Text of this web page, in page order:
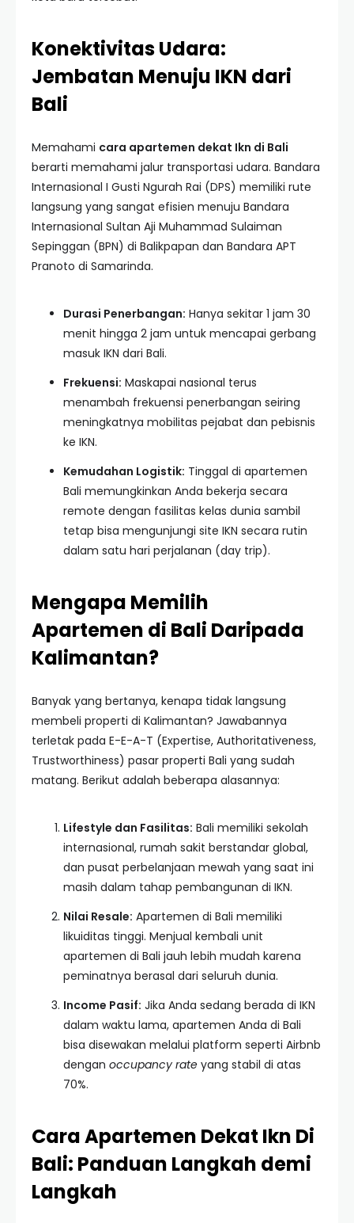
Konektivitas Udara:
Jembatan Menuju IKN dari
Bali
Memahami cara apartemen dekat Ikn di Bali
berarti memahami jalur transportasi udara. Bandara
Internasional I Gusti Ngurah Rai (DPS) memiliki rute
langsung yang sangat efisien menuju Bandara
Internasional Sultan Aji Muhammad Sulaiman
Sepinggan (BPN) di Balikpapan dan Bandara APT
Pranoto di Samarinda.
Durasi Penerbangan: Hanya sekitar 1 jam 30
menit hingga 2 jam untuk mencapai gerbang
masuk IKN dari Bali.
Frekuensi: Maskapai nasional terus
menambah frekuensi penerbangan seiring
meningkatnya mobilitas pejabat dan pebisnis
ke IKN.
Kemudahan Logistik: Tinggal di apartemen
Bali memungkinkan Anda bekerja secara
remote dengan fasilitas kelas dunia sambil
tetap bisa mengunjungi site IKN secara rutin
dalam satu hari perjalanan (day trip).
Mengapa Memilih
Apartemen di Bali Daripada
Kalimantan?
Banyak yang bertanya, kenapa tidak langsung
membeli properti di Kalimantan? Jawabannya
terletak pada E-E-A-T (Expertise, Authoritativeness,
Trustworthiness) pasar properti Bali yang sudah
matang. Berikut adalah beberapa alasannya:
Lifestyle dan Fasilitas: Bali memiliki sekolah
internasional, rumah sakit berstandar global,
dan pusat perbelanjaan mewah yang saat ini
masih dalam tahap pembangunan di IKN.
Nilai Resale: Apartemen di Bali memiliki
likuiditas tinggi. Menjual kembali unit
apartemen di Bali jauh lebih mudah karena
peminatnya berasal dari seluruh dunia.
Income Pasif: Jika Anda sedang berada di IKN
dalam waktu lama, apartemen Anda di Bali
bisa disewakan melalui platform seperti Airbnb
dengan occupancy rate yang stabil di atas
70%.
Cara Apartemen Dekat Ikn Di
Bali: Panduan Langkah demi
Langkah